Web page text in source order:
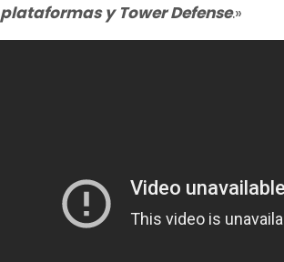
y Tower Defense.»